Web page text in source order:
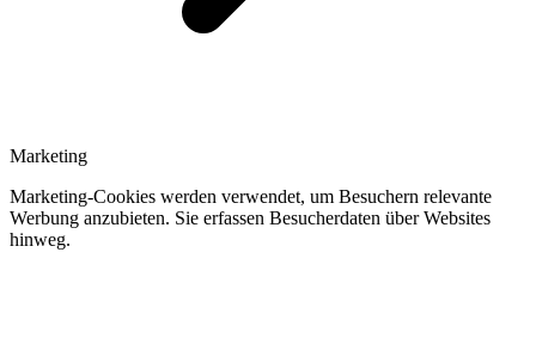
Marketing
Marketing-Cookies werden verwendet, um Besuchern relevante
Werbung anzubieten. Sie erfassen Besucherdaten über Websites
hinweg.